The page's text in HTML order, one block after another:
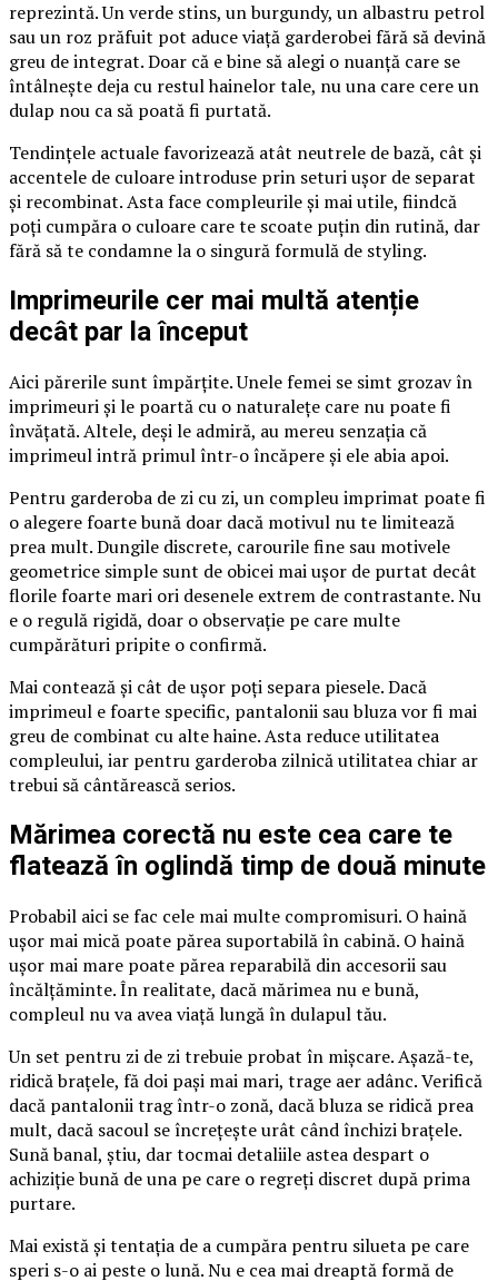
reprezintă. Un verde stins, un burgundy, un albastru petrol
sau un roz prăfuit pot aduce viață garderobei fără să devină
greu de integrat. Doar că e bine să alegi o nuanță care se
întâlnește deja cu restul hainelor tale, nu una care cere un
dulap nou ca să poată fi purtată.
Tendințele actuale favorizează atât neutrele de bază, cât și
accentele de culoare introduse prin seturi ușor de separat
și recombinat. Asta face compleurile și mai utile, fiindcă
poți cumpăra o culoare care te scoate puțin din rutină, dar
fără să te condamne la o singură formulă de styling.
Imprimeurile cer mai multă atenție
decât par la început
Aici părerile sunt împărțite. Unele femei se simt grozav în
imprimeuri și le poartă cu o naturalețe care nu poate fi
învățată. Altele, deși le admiră, au mereu senzația că
imprimeul intră primul într-o încăpere și ele abia apoi.
Pentru garderoba de zi cu zi, un compleu imprimat poate fi
o alegere foarte bună doar dacă motivul nu te limitează
prea mult. Dungile discrete, carourile fine sau motivele
geometrice simple sunt de obicei mai ușor de purtat decât
florile foarte mari ori desenele extrem de contrastante. Nu
e o regulă rigidă, doar o observație pe care multe
cumpărături pripite o confirmă.
Mai contează și cât de ușor poți separa piesele. Dacă
imprimeul e foarte specific, pantalonii sau bluza vor fi mai
greu de combinat cu alte haine. Asta reduce utilitatea
compleului, iar pentru garderoba zilnică utilitatea chiar ar
trebui să cântărească serios.
Mărimea corectă nu este cea care te
flatează în oglindă timp de două minute
Probabil aici se fac cele mai multe compromisuri. O haină
ușor mai mică poate părea suportabilă în cabină. O haină
ușor mai mare poate părea reparabilă din accesorii sau
încălțăminte. În realitate, dacă mărimea nu e bună,
compleul nu va avea viață lungă în dulapul tău.
Un set pentru zi de zi trebuie probat în mișcare. Așază-te,
ridică brațele, fă doi pași mai mari, trage aer adânc. Verifică
dacă pantalonii trag într-o zonă, dacă bluza se ridică prea
mult, dacă sacoul se încrețește urât când închizi brațele.
Sună banal, știu, dar tocmai detaliile astea despart o
achiziție bună de una pe care o regreți discret după prima
purtare.
Mai există și tentația de a cumpăra pentru silueta pe care
speri s-o ai peste o lună. Nu e cea mai dreaptă formă de